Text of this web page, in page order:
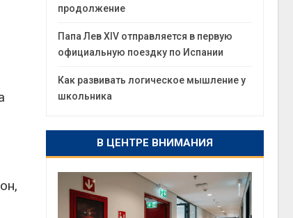
продолжение
Папа Лев XIV отправляется в первую
официальную поездку по Испании
Как развивать логическое мышление у
школьника
В ЦЕНТРЕ ВНИМАНИЯ